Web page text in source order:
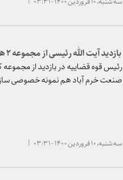
بازدید آیت الله رئیسی از مجموعه ۲ هزار هکتاری کشت و صنعت لرستان
رئیس قوه قضاییه در بازدید از
صنعت خرم آباد هم نمونه خصوصی
سه شنبه، ۱۰ فروردین ۱۴۰۰ - ۰۳:۳۱